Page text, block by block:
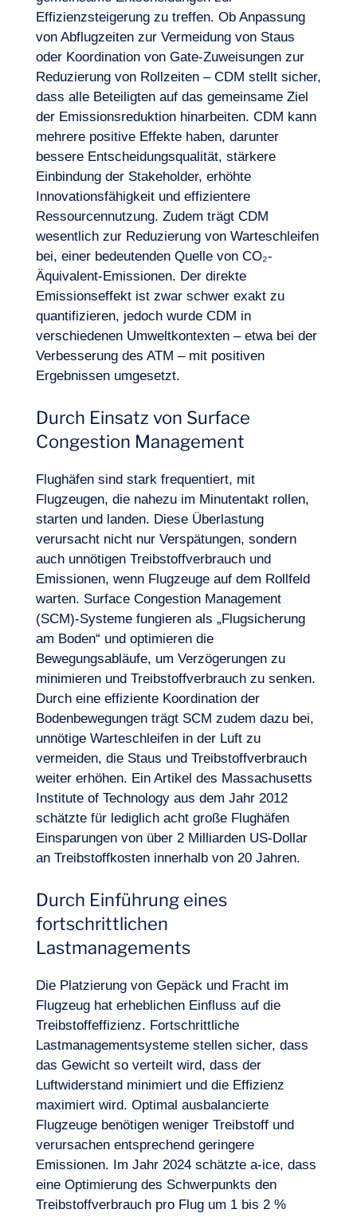
Effizienzsteigerung zu treffen. Ob Anpassung
von Abflugzeiten zur Vermeidung von Staus
oder Koordination von Gate-Zuweisungen zur
Reduzierung von Rollzeiten – CDM stellt sicher,
dass alle Beteiligten auf das gemeinsame Ziel
der Emissionsreduktion hinarbeiten. CDM kann
mehrere positive Effekte haben, darunter
bessere Entscheidungsqualität, stärkere
Einbindung der Stakeholder, erhöhte
Innovationsfähigkeit und effizientere
Ressourcennutzung. Zudem trägt CDM
wesentlich zur Reduzierung von Warteschleifen
bei, einer bedeutenden Quelle von CO₂-
Äquivalent-Emissionen. Der direkte
Emissionseffekt ist zwar schwer exakt zu
quantifizieren, jedoch wurde CDM in
verschiedenen Umweltkontexten – etwa bei der
Verbesserung des ATM – mit positiven
Ergebnissen umgesetzt.
Durch Einsatz von Surface
Congestion Management
Flughäfen sind stark frequentiert, mit
Flugzeugen, die nahezu im Minutentakt rollen,
starten und landen. Diese Überlastung
verursacht nicht nur Verspätungen, sondern
auch unnötigen Treibstoffverbrauch und
Emissionen, wenn Flugzeuge auf dem Rollfeld
warten. Surface Congestion Management
(SCM)-Systeme fungieren als „Flugsicherung
am Boden“ und optimieren die
Bewegungsabläufe, um Verzögerungen zu
minimieren und Treibstoffverbrauch zu senken.
Durch eine effiziente Koordination der
Bodenbewegungen trägt SCM zudem dazu bei,
unnötige Warteschleifen in der Luft zu
vermeiden, die Staus und Treibstoffverbrauch
weiter erhöhen. Ein Artikel des Massachusetts
Institute of Technology aus dem Jahr 2012
schätzte für lediglich acht große Flughäfen
Einsparungen von über 2 Milliarden US-Dollar
an Treibstoffkosten innerhalb von 20 Jahren.
Durch Einführung eines
fortschrittlichen
Lastmanagements
Die Platzierung von Gepäck und Fracht im
Flugzeug hat erheblichen Einfluss auf die
Treibstoffeffizienz. Fortschrittliche
Lastmanagementsysteme stellen sicher, dass
das Gewicht so verteilt wird, dass der
Luftwiderstand minimiert und die Effizienz
maximiert wird. Optimal ausbalancierte
Flugzeuge benötigen weniger Treibstoff und
verursachen entsprechend geringere
Emissionen. Im Jahr 2024 schätzte a-ice, dass
eine Optimierung des Schwerpunkts den
Treibstoffverbrauch pro Flug um 1 bis 2 %